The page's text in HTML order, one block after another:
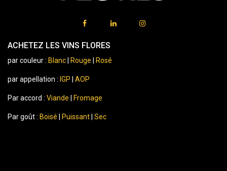
ACHETEZ LES VINS FLORES
par couleur : Blanc Rouge Rosé
par appellation : IGP AOP
Par accord : Viande Fromage
Par goût : Boisé Puissant Sec